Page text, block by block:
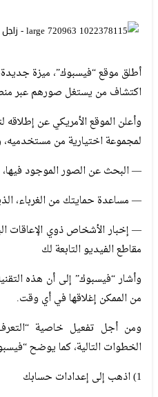
أطلق موقع “فيسبوك”، ميزة
اكتشاف من يستغل صورهم عبر
وأعلن الموقع الأمريكي عن إطلاقه
لمجموعة اختيارية من مستخدميه،
— البحث عن الصور الموجود
— مساعدة حمايتك من الغرباء،
— إخبار الأشخاص ذوي الإعاقات
مقاطع الفيديو التابعة لك
وأشار “فيسبوك” إلى أن هذه
من الممكن إغلاقها في أي وقت.
ومن أجل تفعيل خاصية
الخطوات التالية، كما يوضح
1) اذهب إلى إعدادات حسابك